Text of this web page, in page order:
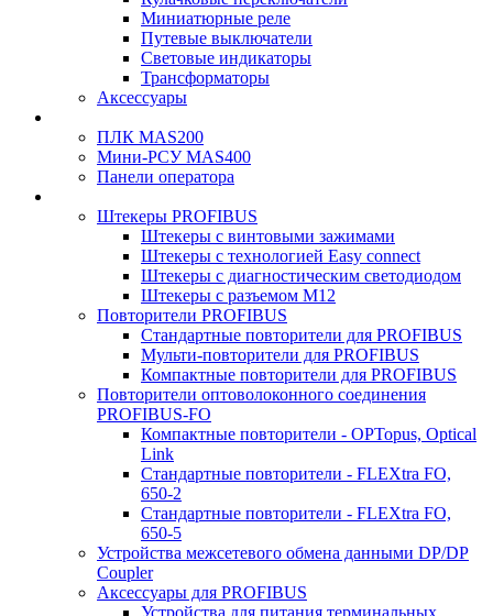
Миниатюрные реле
Путевые выключатели
Световые индикаторы
Трансформаторы
Аксессуары
ПЛК MAS200
Мини-РСУ MAS400
Панели оператора
Штекеры PROFIBUS
Штекеры с винтовыми зажимами
Штекеры с технологией Easy connect
Штекеры с диагностическим светодиодом
Штекеры с разъемом М12
Повторители PROFIBUS
Стандартные повторители для PROFIBUS
Мульти-повторители для PROFIBUS
Компактные повторители для PROFIBUS
Повторители оптоволоконного соединения
PROFIBUS-FO
Компактные повторители - OPTopus, Optical
Link
Стандартные повторители - FLEXtra FO,
650-2
Стандартные повторители - FLEXtra FO,
650-5
Устройства межсетевого обмена данными DP/DP
Coupler
Аксессуары для PROFIBUS
Устройства для питания терминальных